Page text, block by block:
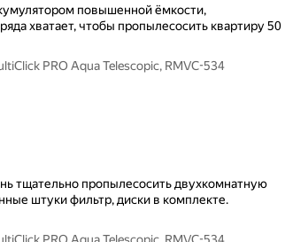
повышенной ёмкости,
хватает, чтобы пропылесосить квартиру 50
PRO Aqua Telescopic, RMVC-534
тщательно пропылесосить двухкомнатную
штуки фильтр, диски в комплекте.